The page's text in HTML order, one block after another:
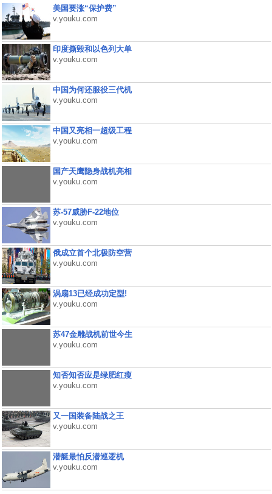
美国要涨“保护费”
v.youku.com
印度撕毁和以色列大单
v.youku.com
中国为何还服役三代机
v.youku.com
中国又亮相一超级工程
v.youku.com
国产天鹰隐身战机亮相
v.youku.com
苏-57威胁F-22地位
v.youku.com
俄成立首个北极防空营
v.youku.com
涡扇13已经成功定型!
v.youku.com
苏47金雕战机前世今生
v.youku.com
知否知否应是绿肥红瘦
v.youku.com
又一国装备陆战之王
v.youku.com
潜艇最怕反潜巡逻机
v.youku.com